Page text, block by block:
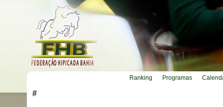
Ranking Programas
#